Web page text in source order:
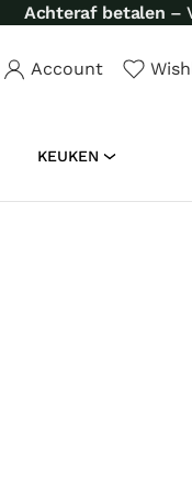
Achteraf betalen –
Account
KEUKEN